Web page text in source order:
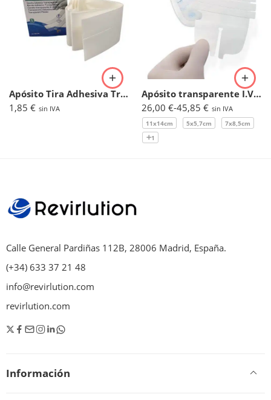
Apósito Tira Adhesiva Transparente 6cmx100cm. (Caja 1ud)
1,85 € sin IVA
Apósito transparente I.V. reforzado – Oper Film Protect IV
26,00 €-45,85 € sin IVA
11x14cm 5x5,7cm
7x8,5cm
1
Calle General Pardiñas 112B, 28006 Madrid, España.
(+34) 633 37 21 48
info@revirlution.com
revirlution.com
Información